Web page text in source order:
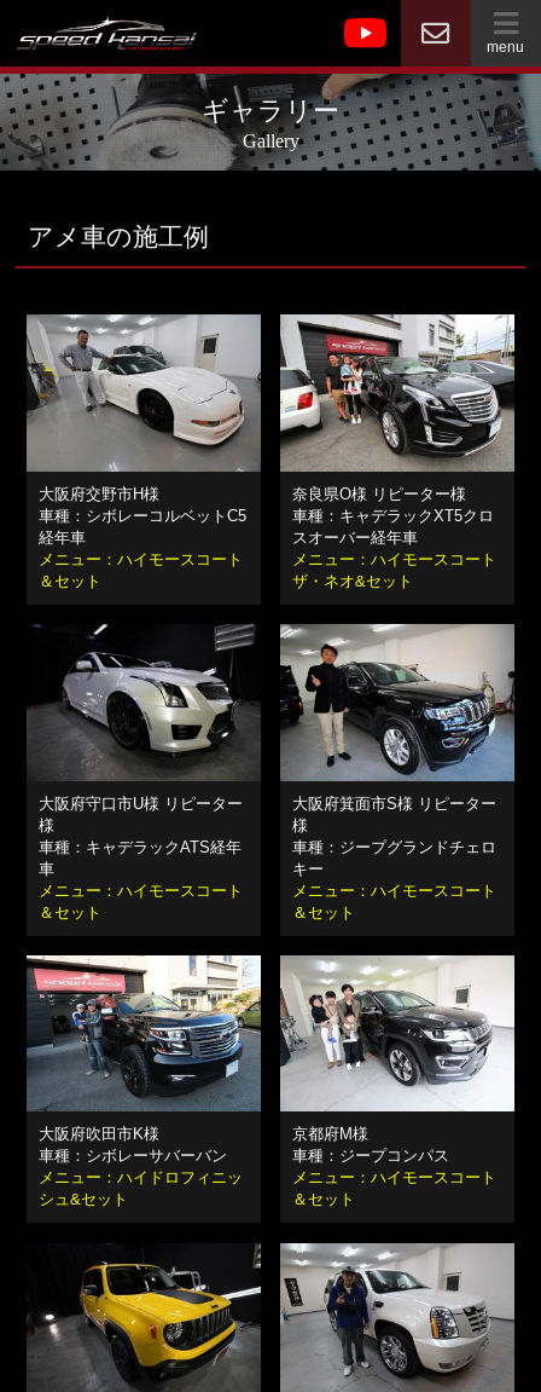
menu
ギャラリー
Gallery
アメ車の施工例
大阪府交野市H様
車種：シボレーコルベットC5
経年車
メニュー：ハイモースコート
＆セット
奈良県O様 リピーター様
車種：キャデラックXT5クロ
スオーバー経年車
メニュー：ハイモースコート
ザ・ネオ&セット
大阪府守口市U様 リピーター
様
車種：キャデラックATS経年
車
メニュー：ハイモースコート
＆セット
大阪府箕面市S様 リピーター
様
車種：ジープグランドチェロ
キー
メニュー：ハイモースコート
＆セット
大阪府吹田市K様
車種：シボレーサバーバン
メニュー：ハイドロフィニッ
シュ&セット
京都府M様
車種：ジープコンパス
メニュー：ハイモースコート
＆セット